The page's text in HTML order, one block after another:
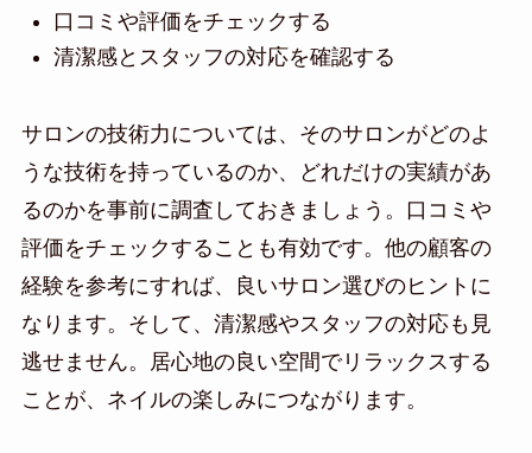
口コミや評価をチェックする
清潔感とスタッフの対応を確認する
サロンの技術力については、そのサロンがどのよ
うな技術を持っているのか、どれだけの実績があ
るのかを事前に調査しておきましょう。口コミや
評価をチェックすることも有効です。他の顧客の
経験を参考にすれば、良いサロン選びのヒントに
なります。そして、清潔感やスタッフの対応も見
逃せません。居心地の良い空間でリラックスする
ことが、ネイルの楽しみにつながります。